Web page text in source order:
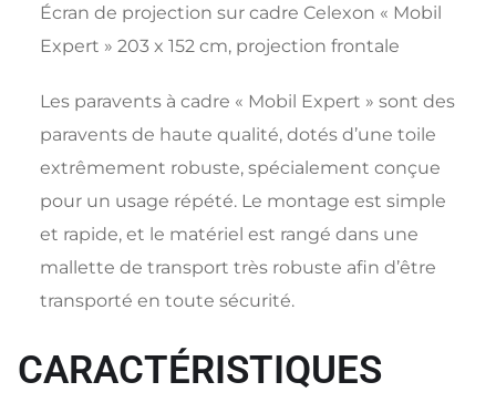
Écran de projection sur cadre Celexon « Mobil
Expert » 203 x 152 cm, projection frontale
Les paravents à cadre « Mobil Expert » sont des
paravents de haute qualité, dotés d’une toile
extrêmement robuste, spécialement conçue
pour un usage répété. Le montage est simple
et rapide, et le matériel est rangé dans une
mallette de transport très robuste afin d’être
transporté en toute sécurité.
CARACTÉRISTIQUES